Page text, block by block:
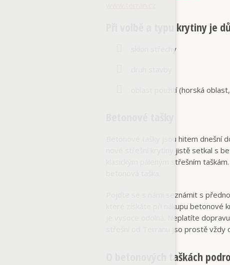
Při volbě a typu krytiny je
sklon střechy
oblast použití (horská
Betonové tašky jsou hitem dnešní
nové střešní krytiny jistě setkal s
klasickým páleným střešním
Pojďte se s námi seznámit s
které získáte při nákupu betonové
je vysoce odolná. Neplatíte
střešní od Terranu jso prostě vždy
O betonových taškách